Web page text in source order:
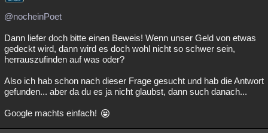
@nocheinPoet
Dann liefer doch bitte einen Beweis! Wenn unser Geld von etwas
gedeckt wird, dann wird es doch wohl nicht so schwer sein,
herrauszufinden auf was oder?
Also ich hab schon nach dieser Frage gesucht und hab die Antwort
gefunden... aber da du es ja nicht glaubst, dann such danach...
Google machts einfach!